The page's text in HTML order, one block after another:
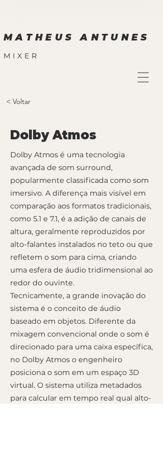
MATHEUS ANTUNES
MIXER
< Voltar
Dolby Atmos
Dolby Atmos é uma tecnologia
avançada de som surround,
popularmente classificada como som
imersivo. A diferença mais visível em
comparação aos formatos tradicionais,
como 5.1 e 7.1, é a adição de canais de
altura, geralmente reproduzidos por
alto-falantes instalados no teto ou que
refletem o som para cima, criando
uma esfera de áudio tridimensional ao
redor do ouvinte.
Tecnicamente, a grande inovação do
sistema é o conceito de áudio
baseado em objetos. Diferente da
mixagem convencional onde o som é
direcionado para uma caixa específica,
no Dolby Atmos o engenheiro
posiciona o som em um espaço 3D
virtual. O sistema utiliza metadados
para calcular em tempo real qual alto-